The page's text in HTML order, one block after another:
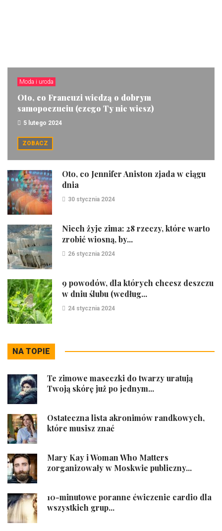
Moda i uroda
Oto, co Francuzi wiedzą o dobrym
samopoczuciu (czego Ty nie wiesz)
5 lutego 2024
ZOBACZ
Oto, co Jennifer Aniston zjada w ciągu
dnia
30 stycznia 2024
Niech żyje zima: 28 rzeczy, które warto
zrobić wiosną, by...
26 stycznia 2024
9 powodów, dla których chcesz deszczu
w dniu ślubu (według...
24 stycznia 2024
NA TOPIE
Te zimowe maseczki do twarzy uratują
Twoją skórę już po jednym...
Ostateczna lista akronimów randkowych,
które musisz znać
Mary Kay i Woman Who Matters
zorganizowały w Moskwie publiczny...
10-minutowe poranne ćwiczenie cardio dla
wszystkich grup...